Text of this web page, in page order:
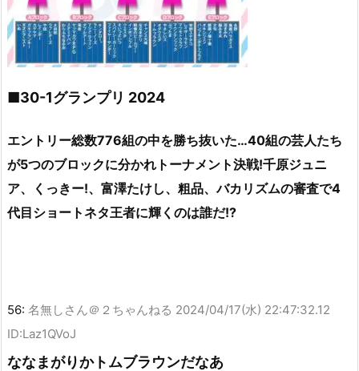
■30-1グランプリ 2024
エントリー総数776組の中を勝ち抜いた…40組の芸人たち
が5つのブロックに分かれトーナメント決戦!千原ジュニ
ア、くっきー!、富澤たけし、粗品、バカリズムの審査で4
代目ショートネタ王者に輝くのは誰だ!?
56: 名無しさん＠２ちゃんねる 2024/04/17(水) 22:47:32.12
ID:Laz1QVoJ
ななまがりかトムブラウンだなあ